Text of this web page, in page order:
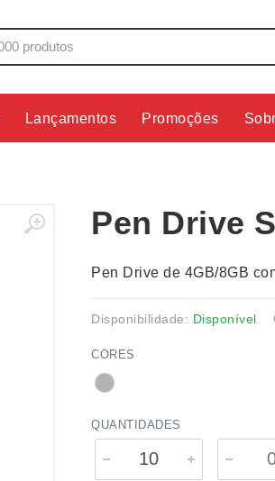
Cuidados Pessoais
Esporte e Jogos
Fones de
Kit Queijo
Lançamentos Promoções
Pen Drive
Pen Drive de 4GB/8GB
Disponibilidade: Disponível
CORES
QUANTIDADES